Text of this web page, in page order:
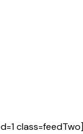
class=feedTwo]